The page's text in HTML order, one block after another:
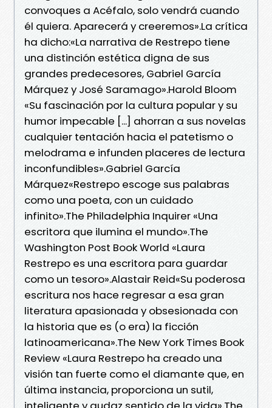
convoques a Acéfalo, solo vendrá cuando
él quiera. Aparecerá y creeremos».La crítica
ha dicho:«La narrativa de Restrepo tiene
una distinción estética digna de sus
grandes predecesores, Gabriel García
Márquez y José Saramago».Harold Bloom
«Su fascinación por la cultura popular y su
humor impecable [...] ahorran a sus novelas
cualquier tentación hacia el patetismo o
melodrama e infunden placeres de lectura
inconfundibles».Gabriel García
Márquez«Restrepo escoge sus palabras
como una poeta, con un cuidado
infinito».The Philadelphia Inquirer «Una
escritora que ilumina el mundo».The
Washington Post Book World «Laura
Restrepo es una escritora para guardar
como un tesoro».Alastair Reid«Su poderosa
escritura nos hace regresar a esa gran
literatura apasionada y obsesionada con
la historia que es (o era) la ficción
latinoamericana».The New York Times Book
Review «Laura Restrepo ha creado una
visión tan fuerte como el diamante que, en
última instancia, proporciona un sutil,